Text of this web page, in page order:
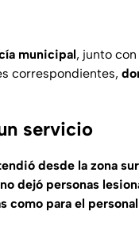
municipal, junto
correspondientes,
servicio
desde la zona
no dejó personas
como para el